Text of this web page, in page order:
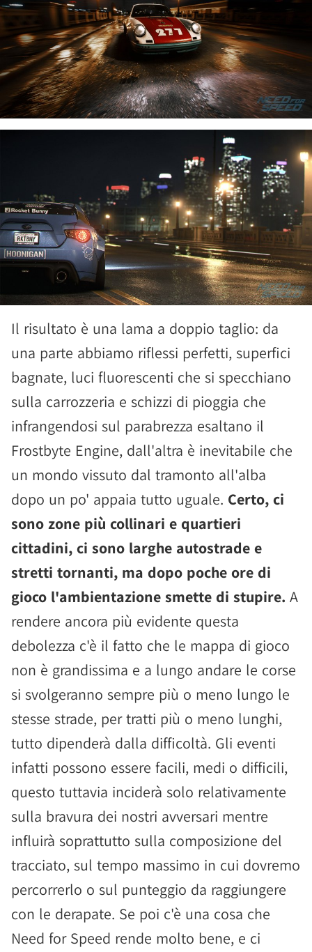
Il risultato è una lama a doppio taglio: da
una parte abbiamo riflessi perfetti, superfici
bagnate, luci fluorescenti che si specchiano
sulla carrozzeria e schizzi di pioggia che
infrangendosi sul parabrezza esaltano il
Frostbyte Engine, dall'altra è inevitabile che
un mondo vissuto dal tramonto all'alba
dopo un po' appaia tutto uguale. Certo, ci
sono zone più collinari e quartieri
cittadini, ci sono larghe autostrade e
stretti tornanti, ma dopo poche ore di
gioco l'ambientazione smette di stupire. A
rendere ancora più evidente questa
debolezza c'è il fatto che le mappa di gioco
non è grandissima e a lungo andare le corse
si svolgeranno sempre più o meno lungo le
stesse strade, per tratti più o meno lunghi,
tutto dipenderà dalla difficoltà. Gli eventi
infatti possono essere facili, medi o difficili,
questo tuttavia inciderà solo relativamente
sulla bravura dei nostri avversari mentre
influirà soprattutto sulla composizione del
tracciato, sul tempo massimo in cui dovremo
percorrerlo o sul punteggio da raggiungere
con le derapate. Se poi c'è una cosa che
Need for Speed rende molto bene, e ci